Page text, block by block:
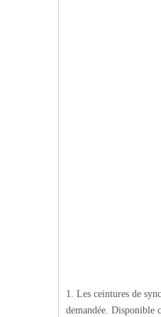
1. Les ceintures de
demandée. Disponible